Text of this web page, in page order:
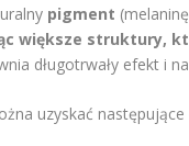
pigment
większe struktury,
długotrwały efekt i
uzyskać następujące